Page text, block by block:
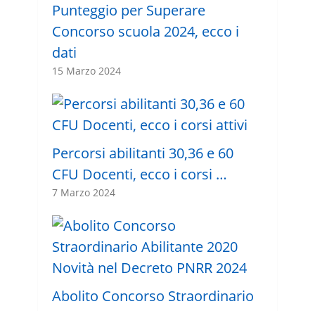
Punteggio per Superare
Concorso scuola 2024, ecco i
dati
15 Marzo 2024
Percorsi abilitanti 30,36 e 60
CFU Docenti, ecco i corsi …
7 Marzo 2024
Abolito Concorso Straordinario